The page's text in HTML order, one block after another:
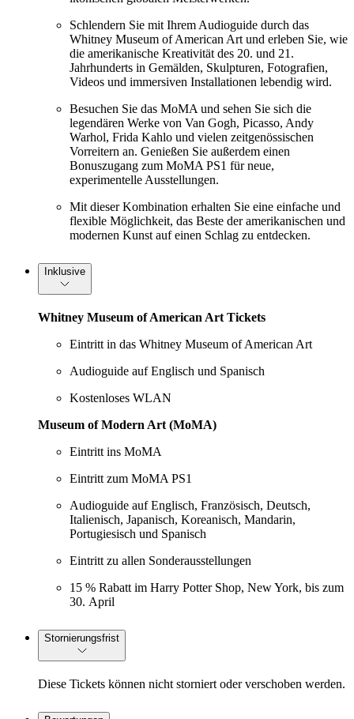
Schlendern Sie mit Ihrem Audioguide durch das
Whitney Museum of American Art und erleben Sie, wie
die amerikanische Kreativität des 20. und 21.
Jahrhunderts in Gemälden, Skulpturen, Fotografien,
Videos und immersiven Installationen lebendig wird.
Besuchen Sie das MoMA und sehen Sie sich die
legendären Werke von Van Gogh, Picasso, Andy
Warhol, Frida Kahlo und vielen zeitgenössischen
Vorreitern an. Genießen Sie außerdem einen
Bonuszugang zum MoMA PS1 für neue,
experimentelle Ausstellungen.
Mit dieser Kombination erhalten Sie eine einfache und
flexible Möglichkeit, das Beste der amerikanischen und
modernen Kunst auf einen Schlag zu entdecken.
Inklusive
Whitney Museum of American Art Tickets
Eintritt in das Whitney Museum of American Art
Audioguide auf Englisch und Spanisch
Kostenloses WLAN
Museum of Modern Art (MoMA)
Eintritt ins MoMA
Eintritt zum MoMA PS1
Audioguide auf Englisch, Französisch, Deutsch,
Italienisch, Japanisch, Koreanisch, Mandarin,
Portugiesisch und Spanisch
Eintritt zu allen Sonderausstellungen
15 % Rabatt im Harry Potter Shop, New York, bis zum
30. April
Stornierungsfrist
Diese Tickets können nicht storniert oder verschoben werden.